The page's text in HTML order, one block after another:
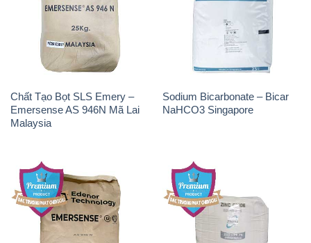
Chất Tạo Bọt SLS Emery –
Emersense AS 946N Mã Lai
Malaysia
Sodium Bicarbonate – Bicar
NaHCO3 Singapore